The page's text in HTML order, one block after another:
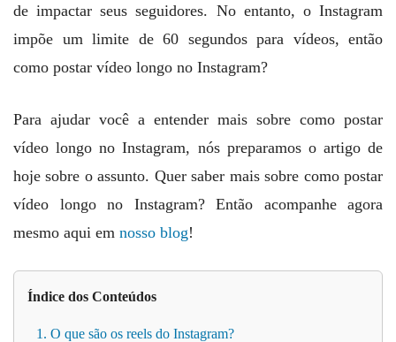
de impactar seus seguidores. No entanto, o Instagram
impõe um limite de 60 segundos para vídeos, então
como postar vídeo longo no Instagram?
Para ajudar você a entender mais sobre como postar
vídeo longo no Instagram, nós preparamos o artigo de
hoje sobre o assunto. Quer saber mais sobre como postar
vídeo longo no Instagram? Então acompanhe agora
mesmo aqui em nosso blog!
Índice dos Conteúdos
1. O que são os reels do Instagram?